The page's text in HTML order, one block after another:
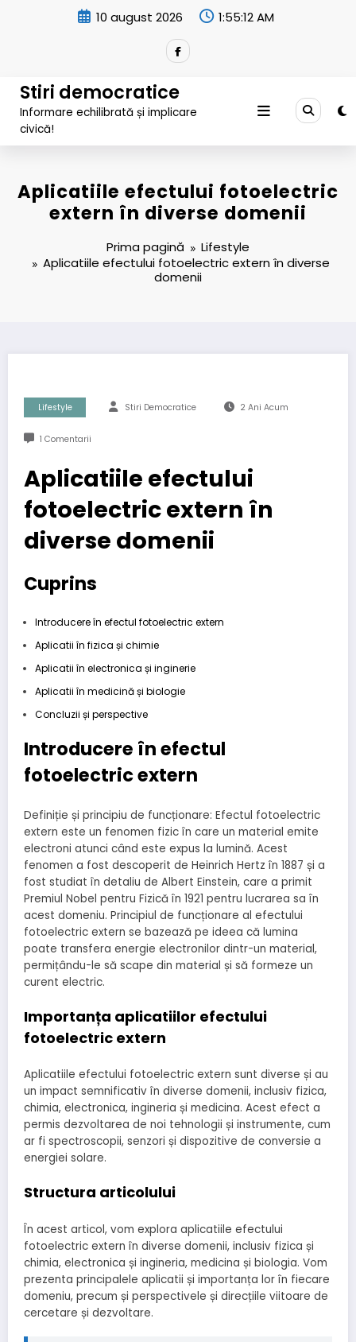
10 august 2026 1:55:13 AM
Stiri democratice
Informare echilibrată și implicare
civică!
Aplicatiile efectului fotoelectric
extern în diverse domenii
Prima pagină
Lifestyle
Aplicatiile efectului fotoelectric extern în diverse
domenii
Lifestyle Stiri Democratice 2 Ani Acum
1 Comentarii
Aplicatiile efectului
fotoelectric extern în
diverse domenii
Cuprins
Introducere în efectul fotoelectric extern
Aplicatii în fizica și chimie
Aplicatii în electronica și inginerie
Aplicatii în medicină și biologie
Concluzii și perspective
Introducere în efectul
fotoelectric extern
Definiție și principiu de funcționare: Efectul fotoelectric
extern este un fenomen fizic în care un material emite
electroni atunci când este expus la lumină. Acest
fenomen a fost descoperit de Heinrich Hertz în 1887 și a
fost studiat în detaliu de Albert Einstein, care a primit
Premiul Nobel pentru Fizică în 1921 pentru lucrarea sa în
acest domeniu. Principiul de funcționare al efectului
fotoelectric extern se bazează pe ideea că lumina
poate transfera energie electronilor dintr-un material,
permițându-le să scape din material și să formeze un
curent electric.
Importanța aplicatiilor efectului
fotoelectric extern
Aplicatiile efectului fotoelectric extern sunt diverse și au
un impact semnificativ în diverse domenii, inclusiv fizica,
chimia, electronica, ingineria și medicina. Acest efect a
permis dezvoltarea de noi tehnologii și instrumente, cum
ar fi spectroscopii, senzori și dispozitive de conversie a
energiei solare.
Structura articolului
În acest articol, vom explora aplicatiile efectului
fotoelectric extern în diverse domenii, inclusiv fizica și
chimia, electronica și ingineria, medicina și biologia. Vom
prezenta principalele aplicatii și importanța lor în fiecare
domeniu, precum și perspectivele și direcțiile viitoare de
cercetare și dezvoltare.